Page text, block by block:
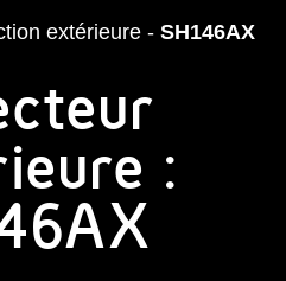
extérieure - SH146AX
: